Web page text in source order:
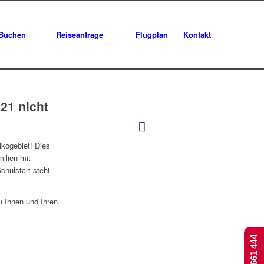
Reiseanfrage Flugplan Kontakt
nicht
Dies
mit
steht
Ihnen und Ihren